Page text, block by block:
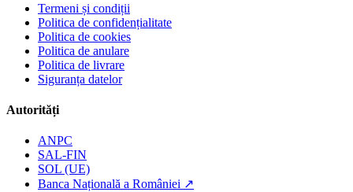
Termeni și condiții
Politica de confidențialitate
Politica de cookies
Politica de anulare
Politica de livrare
Siguranța datelor
Autorități
ANPC
SAL-FIN
SOL (UE)
Banca Națională a României ↗